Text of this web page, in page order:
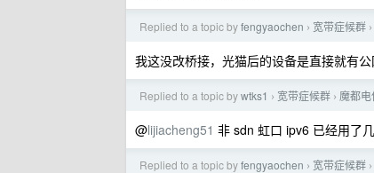
Replied to a topic byfengyaochen › 宽带症候群 ›
我这没改桥接，光猫后的设备是直接就有
Replied to a topic bywtks1 › 宽带症候群 › 魔都
@lijiacheng51 非 sdn 虹口 ipv6 已经用了
Replied to a topic byfengyaochen › 宽带症候群 ›